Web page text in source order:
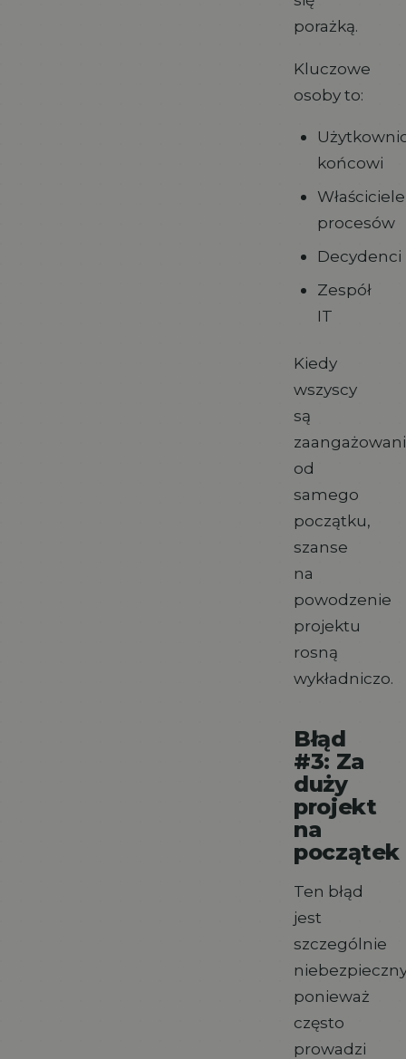
porażką.
Kluczowe
osoby to:
końcowi
Właściciele
procesów
Decydenci
Zespół
IT
Kiedy
wszyscy
są
zaangażowani
od
samego
początku,
szanse
na
powodzenie
projektu
rosną
wykładniczo.
Błąd
#3: Za
duży
projekt
na
początek
Ten błąd
jest
szczególnie
ponieważ
często
prowadzi